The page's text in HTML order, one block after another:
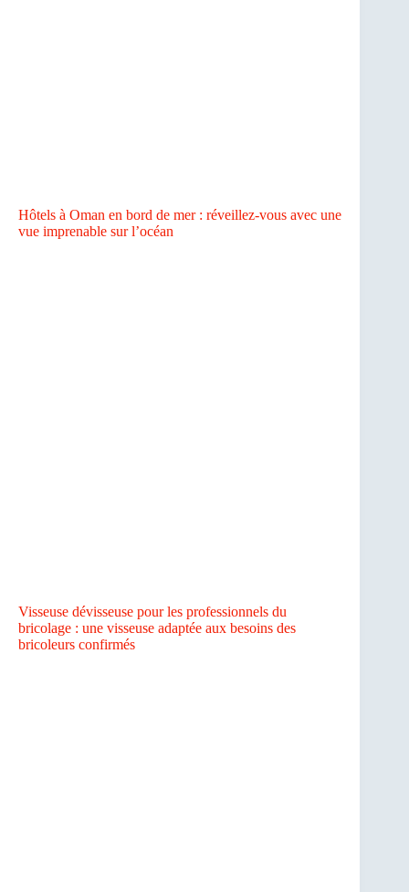
Hôtels à Oman en bord de mer : réveillez-vous avec une
vue imprenable sur l’océan
Visseuse dévisseuse pour les professionnels du
bricolage : une visseuse adaptée aux besoins des
bricoleurs confirmés